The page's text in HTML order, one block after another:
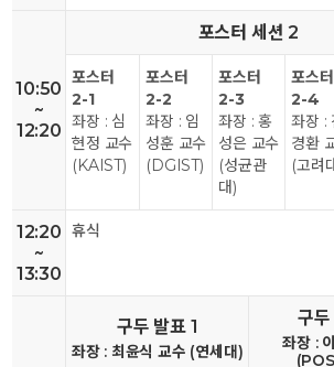
10:50
~
12:20
포스터 세션 2
포스터
2-1
좌장 : 심
현정 교수
(KAIST)
포스터
2-2
좌장 : 임
성훈 교수
(DGIST)
포스터
2-3
좌장 : 홍
성은 교수
(성균관
대)
포스터
2-4
좌장 :
경환
(고려
12:20
~
13:30
휴식
구두 발표 1
좌장 : 최윤식 교수 (연세대)
구
좌장 :